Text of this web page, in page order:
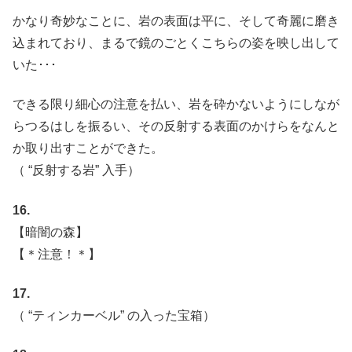
かなり奇妙なことに、岩の表面は平に、そして奇麗に磨き
込まれており、まるで鏡のごとくこちらの姿を映し出して
いた･･･
できる限り細心の注意を払い、岩を砕かないようにしなが
らつるはしを振るい、その反射する表面のかけらをなんと
か取り出すことができた。
（ “反射する岩” 入手）
16.
【暗闇の森】
【＊注意！＊】
17.
（ “ティンカーベル” の入った宝箱）